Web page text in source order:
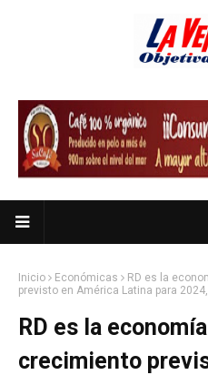
Inicio Económicas
RD es la
previsto en América Latina para
RD es la
crecimiento